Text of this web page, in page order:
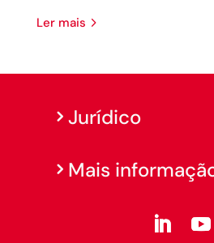
ler mais
Jurídico
Mais